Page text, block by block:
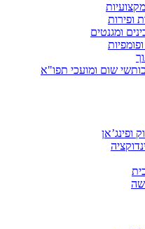
ופירות
ומגנטים
שום ומועכי תפו"א
ופינג’אן